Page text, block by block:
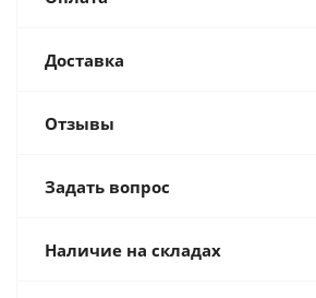
Доставка
Отзывы
Задать вопрос
Наличие на складах